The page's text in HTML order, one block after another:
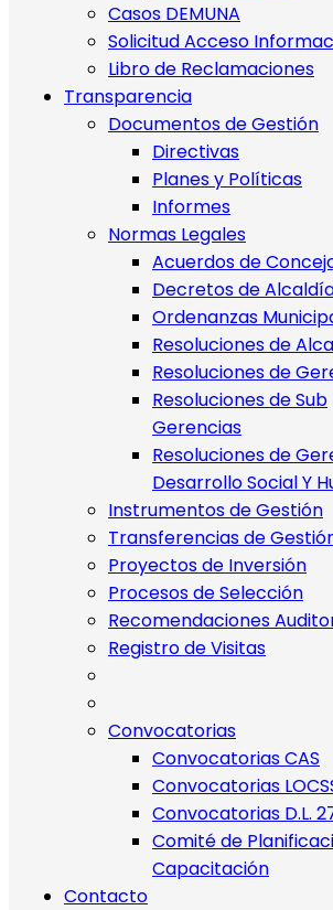
Casos DEMUNA
Solicitud Acceso
Libro de Reclamaciones
Transparencia
Documentos de Gestión
Directivas
Planes y Políticas
Informes
Normas Legales
Acuerdos de
Decretos de
Ordenanzas
Resoluciones de
Resoluciones de
Resoluciones de Sub
Gerencias
Resoluciones de
Desarrollo Social Y
Instrumentos de Gestión
Transferencias de
Proyectos de Inversión
Procesos de Selección
Recomendaciones
Registro de Visitas
Convocatorias
Convocatorias CAS
Convocatorias
Convocatorias D.L.
Comité de
Capacitación
Contacto